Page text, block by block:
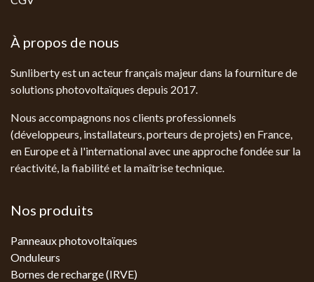
À propos de nous
Sunliberty est un acteur français majeur dans la fourniture de
solutions photovoltaïques depuis 2017.
Nous accompagnons nos clients professionnels
(développeurs, installateurs, porteurs de projets) en France,
en Europe et à l'international avec une approche fondée sur la
réactivité, la fiabilité et la maîtrise technique.
Nos produits
Panneaux photovoltaïques
Onduleurs
Bornes de recharge (IRVE)